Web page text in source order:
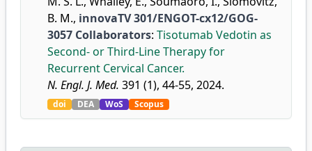
B. M., innovaTV 301/ENGOT-cx12/GOG-
3057 Collaborators: Tisotumab Vedotin as
Second- or Third-Line Therapy for
Recurrent Cervical Cancer.
N. Engl. J. Med. 391 (1), 44-55, 2024.
doi DEA WoS Scopus